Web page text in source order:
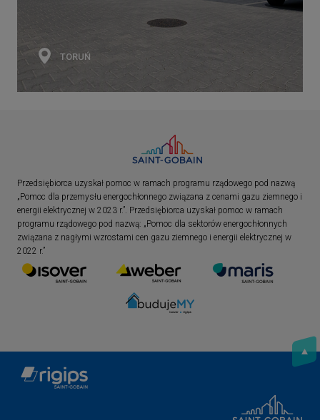
TORUŃ
Przedsiębiorca uzyskał pomoc w ramach programu rządowego pod nazwą
„Pomoc dla przemysłu energochłonnego związana z cenami gazu ziemnego i
energii elektrycznej w 2023 r.”. Przedsiębiorca uzyskał pomoc w ramach
programu rządowego pod nazwą: „Pomoc dla sektorów energochłonnych
związana z nagłymi wzrostami cen gazu ziemnego i energii elektrycznej w
2022 r.”